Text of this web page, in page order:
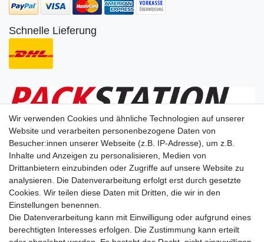
Schnelle Lieferung
Wir liefern nach
Dein Vorteil
Schnelle Lieferzeiten
Käuferschutz
Datenschutz
Wir verwenden Cookies und ähnliche Technologien auf unserer
Website und verarbeiten personenbezogene Daten von
Besucher:innen unserer Webseite (z.B. IP-Adresse), um z.B.
Inhalte und Anzeigen zu personalisieren, Medien von
Drittanbietern einzubinden oder Zugriffe auf unsere Website zu
analysieren. Die Datenverarbeitung erfolgt erst durch gesetzte
Cookies. Wir teilen diese Daten mit Dritten, die wir in den
Einstellungen benennen.
Die Datenverarbeitung kann mit Einwilligung oder aufgrund eines
berechtigten Interesses erfolgen. Die Zustimmung kann erteilt